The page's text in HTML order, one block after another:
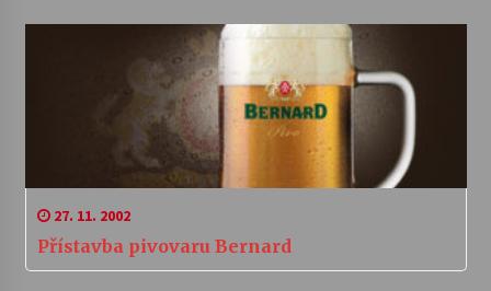
27. 11. 2002
Přístavba pivovaru Bernard